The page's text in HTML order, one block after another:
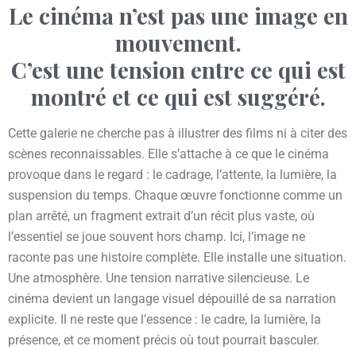
Le cinéma n’est pas une image en
mouvement.
C’est une tension entre ce qui est
montré et ce qui est suggéré.
Cette galerie ne cherche pas à illustrer des films ni à citer des
scènes reconnaissables. Elle s’attache à ce que le cinéma
provoque dans le regard : le cadrage, l’attente, la lumière, la
suspension du temps. Chaque œuvre fonctionne comme un
plan arrêté, un fragment extrait d’un récit plus vaste, où
l’essentiel se joue souvent hors champ. Ici, l’image ne
raconte pas une histoire complète. Elle installe une situation.
Une atmosphère. Une tension narrative silencieuse. Le
cinéma devient un langage visuel dépouillé de sa narration
explicite. Il ne reste que l’essence : le cadre, la lumière, la
présence, et ce moment précis où tout pourrait basculer.